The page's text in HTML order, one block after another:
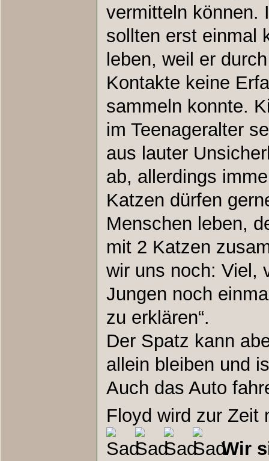
vermitteln können.
sollten erst einmal
leben, weil er
Kontakte keine
sammeln konnte.
im Teenageralter
aus lauter
ab, allerdings
Katzen dürfen
Menschen leben,
mit 2 Katzen
wir uns noch: Viel,
Jungen noch
zu erklären“.
Der Spatz kann
allein bleiben und
Auch das Auto
Floyd wird zur Zeit
Wir